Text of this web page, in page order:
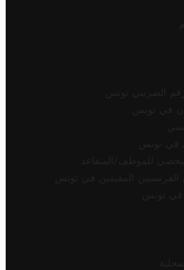
الضريبي تونس
في تونس
في تونس
للموظف/المتقاعد
الفرنسيين المقيمين في تونس
في تونس